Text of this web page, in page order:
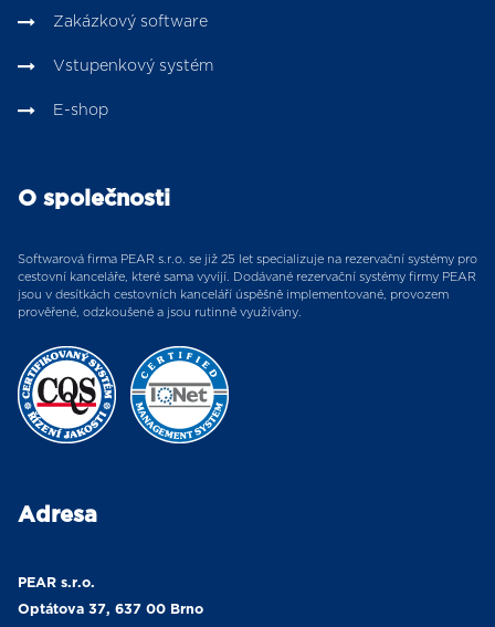
Zakázkový software
Vstupenkový systém
E-shop
O společnosti
Softwarová firma PEAR s.r.o. se již 25 let specializuje na rezervační systémy pro
cestovní kanceláře, které sama vyvíjí. Dodávané rezervační systémy firmy PEAR
jsou v desítkách cestovních kanceláří úspěšně implementované, provozem
prověřené, odzkoušené a jsou rutinně využívány.
Adresa
PEAR s.r.o.
Optátova 37, 637 00 Brno